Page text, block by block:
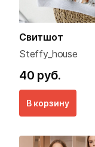
Свитшот
Steffy_house
40 руб.
В корзину